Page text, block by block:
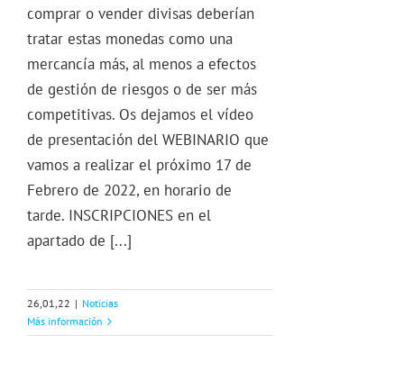
comprar o vender divisas deberían
tratar estas monedas como una
mercancía más, al menos a efectos
de gestión de riesgos o de ser más
competitivas. Os dejamos el vídeo
de presentación del WEBINARIO que
vamos a realizar el próximo 17 de
Febrero de 2022, en horario de
tarde. INSCRIPCIONES en el
apartado de [...]
26,01,22 | Noticias
Más información